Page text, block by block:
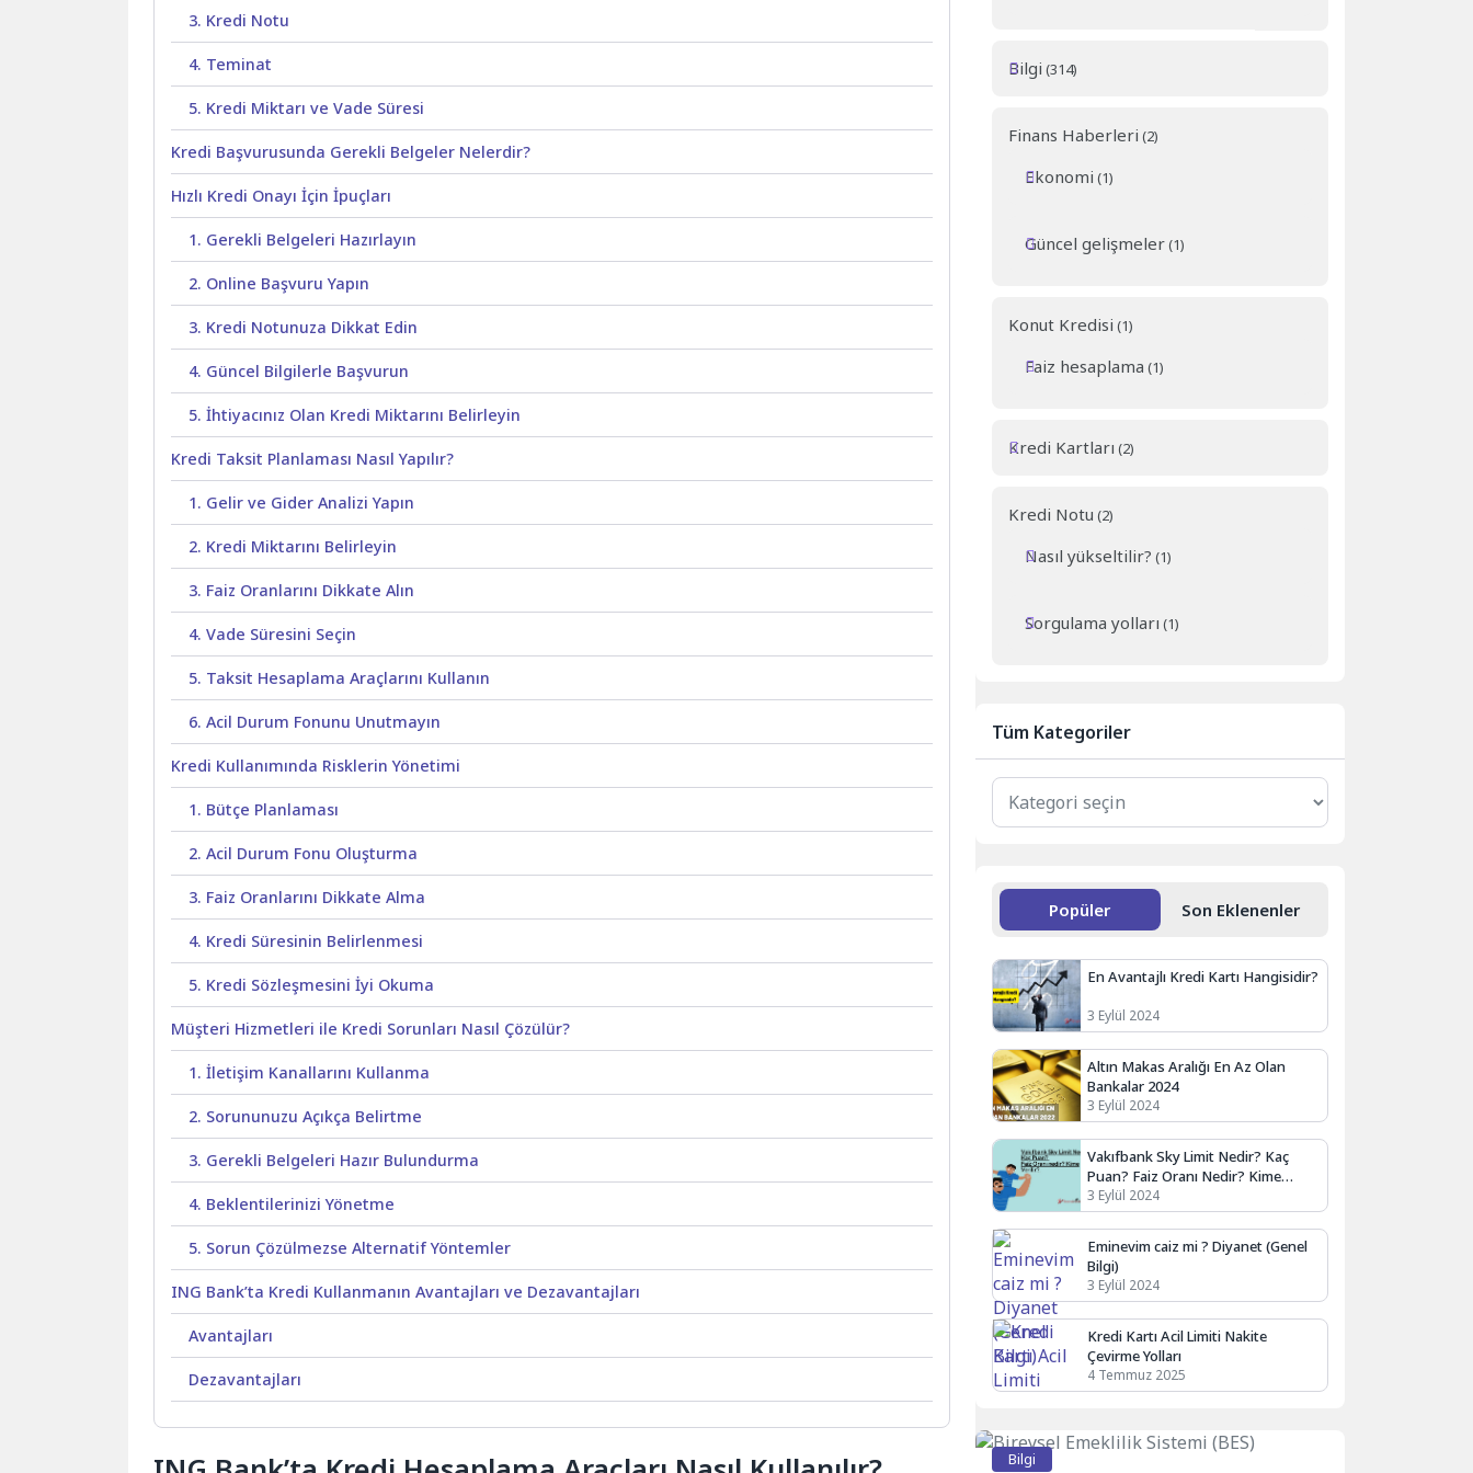
3. Kredi Notu
4. Teminat
5. Kredi Miktarı ve Vade Süresi
Kredi Başvurusunda Gerekli Belgeler Nelerdir?
Hızlı Kredi Onayı İçin İpuçları
1. Gerekli Belgeleri Hazırlayın
2. Online Başvuru Yapın
3. Kredi Notunuza Dikkat Edin
4. Güncel Bilgilerle Başvurun
5. İhtiyacınız Olan Kredi Miktarını Belirleyin
Kredi Taksit Planlaması Nasıl Yapılır?
1. Gelir ve Gider Analizi Yapın
2. Kredi Miktarını Belirleyin
3. Faiz Oranlarını Dikkate Alın
4. Vade Süresini Seçin
5. Taksit Hesaplama Araçlarını Kullanın
6. Acil Durum Fonunu Unutmayın
Kredi Kullanımında Risklerin Yönetimi
1. Bütçe Planlaması
2. Acil Durum Fonu Oluşturma
3. Faiz Oranlarını Dikkate Alma
4. Kredi Süresinin Belirlenmesi
5. Kredi Sözleşmesini İyi Okuma
Müşteri Hizmetleri ile Kredi Sorunları Nasıl Çözülür?
1. İletişim Kanallarını Kullanma
2. Sorununuzu Açıkça Belirtme
3. Gerekli Belgeleri Hazır Bulundurma
4. Beklentilerinizi Yönetme
5. Sorun Çözülmezse Alternatif Yöntemler
ING Bank’ta Kredi Kullanmanın Avantajları ve Dezavantajları
Avantajları
Dezavantajları
Bilgi (314)
Finans Haberleri (2)
Ekonomi (1)
Güncel gelişmeler(1)
Konut Kredisi (1)
Faiz hesaplama (1)
Kredi Kartları (2)
Kredi Notu (2)
Nasıl yükseltilir? (1)
Sorgulama yolları (1)
Tüm Kategoriler
Tüm
Kategoriler
Popüler Son Eklenenler
En Avantajlı Kredi Kartı Hangisidir?
3 Eylül 2024
Altın Makas Aralığı En Az Olan
Bankalar 2024
3 Eylül 2024
Vakıfbank Sky Limit Nedir? Kaç
Puan? Faiz Oranı Nedir? Kime
Verilir?
3 Eylül 2024
Eminevim caiz mi ? Diyanet (Genel
Bilgi)
3 Eylül 2024
Kredi Kartı Acil Limiti Nakite
Çevirme Yolları
4 Temmuz 2025
Bilgi